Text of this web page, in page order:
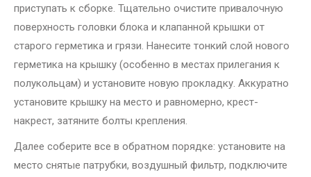
приступать к сборке. Тщательно очистите привалочную
поверхность головки блока и клапанной крышки от
старого герметика и грязи. Нанесите тонкий слой нового
герметика на крышку (особенно в местах прилегания к
полукольцам) и установите новую прокладку. Аккуратно
установите крышку на место и равномерно, крест-
накрест, затяните болты крепления.
Далее соберите все в обратном порядке: установите на
место снятые патрубки, воздушный фильтр, подключите